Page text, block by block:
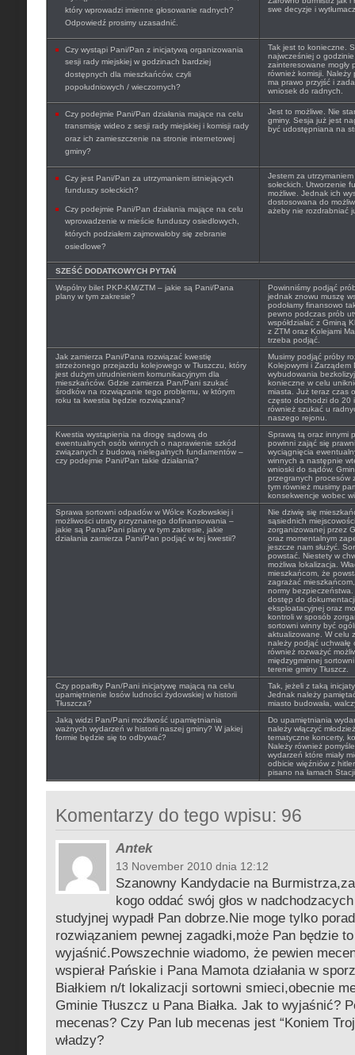
który wprowadzi imienne głosowanie radnych?
Odpowiedź prosimy uzasadnić.
swe decyzje i
Czy wystąpi Pani/Pan z inicjatywą organizowania
sesji rady miejskiej w godzinach bardziej
dostępnych dla mieszkańców, czyli
popołudniowych / wieczornych?
Tak jest to konieczne.
najwcześniej o
zainteresowane mogły
również komisji.
ma prawo przyjść i
wniosek do radnych.
Czy podejmie Pani/Pan działania mające na celu
transmisję wideo z sesji rady miejskiej i komisji rady
oraz ich zamieszczenie na stronie internetowej
gminy?
Jest to możliwe. Nie
gminy. Sesja już jest
być udostępniana na
Czy jest Pani/Pan za utrzymaniem istniejących
funduszy sołeckich?
Czy podejmie Pani/Pan działania mające na celu
wprowadzenie w mieście funduszy osiedlowych,
których podziałem zajmowałoby się zebranie
osiedlowe?
Jestem za
sołeckich. Utworzenie
możliwe. Jednak ich
dostosowana do
ażeby nie rozdrabniać
SZEŚĆ DODATKOWYCH PYTAŃ
Wspólny bilet PKP-KM/ZTM – jakie są Pani/Pana
plany w tym zakresie?
Powinniśmy podjąć
jednak znowu muszę
podołamy finansowo
pewno podczas prób
współdziałać z Gminą
z ZTM oraz Kolejami
trzeba podjąć.
Jak zamierza Pani/Pana rozwiązać kwestię
strzeżonego przejazdu kolejowego w Tłuszczu, który
jest dużym utrudnieniem komunikacyjnym dla
mieszkańców. Gdzie zamierza Pan/Pani szukać
środków na rozwiązanie tego problemu, w którym
roku ta kwestia będzie rozwiązana?
Musimy podjąć próby
Kolejowymi i Zarządem
wybudowania
konieczne w celu
miasta. Już teraz czas
często dochodzi do 20
również szukać u
naszego rejonu.
Kwestia wystąpienia na drogę sądową do
ewentualnych osób winnych o naprawienie szkód
związanych z budową nielegalnych fundamentów –
czy podejmie Pani/Pan takie działania?
Sprawą tą oraz innymi
powinni zająć się
wyciągnięcia
winnych a następnie
wnioski do sądów.
przegranych procesów
tym również musimy
konsekwencje wobec
Sprawa sortowni odpadów w Wólce Kozłowskiej i
możliwości utraty przyznanego dofinansowania –
jakie są Pana/Pani plany w tym zakresie, jakie
działania zamierza Pani/Pan podjąć w tej kwestii?
Nie dziwię się
sąsiednich
zorganizowanej przez
oraz momentalnym
jeszcze nam służyć.
powstać. Niestety w
możliwa lokalizacja.
mieszkańcom, że
zagrażać
normy
dostęp do
eksploatacyjnej oraz
kontroli w sposób
sortowni winny być
aktualizowane. W celu
należy podjąć uchwałę
również rozważyć
międzygminnej
terenie gminy Tłuszcz.
Czy poparłby Pan/Pani inicjatywę mającą na celu
upamiętnienie losów ludności żydowskiej w historii
Tłuszcza?
Tak, jeżeli z taką
Jednak należy
miasto budowała,
Jaką widzi Pan/Pani możliwość upamiętniania
ważnych wydarzeń w historii naszej gminy? W jakiej
formie będzie się to odbywać?
Do upamiętniania
należy włączyć
tematyczne koncerty,
Należy również
wydarzeń które miały
odbicie więźniów z
pisano na łamach
Komentarzy do tego wpisu: 96
Antek
13 November 2010 dnia 12:12
Szanowny Kandydacie na
kogo oddać swój głos w
studyjnej wypadł Pan dobrze.Nie moge tylko
rozwiązaniem pewnej zagadki,może Pan będzie to
wyjaśnić.Powszechnie wiadomo, że pewien
wspierał Pańskie i Pana Mamota działania w
Białkiem n/t lokalizacji sortowni smieci,obecnie
Gminie Tłuszcz u Pana Białka. Jak to wyjaśnić?
mecenas? Czy Pan lub mecenas jest “Koniem
władzy?